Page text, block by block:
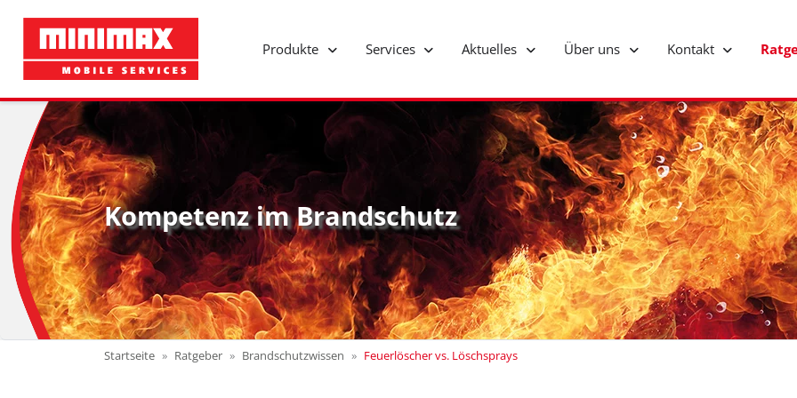
Produkte Services Aktuelles Über uns Kontakt
Kompetenz im Brandschutz
Startseite Ratgeber Brandschutzwissen Feuerlöscher vs. Löschsprays